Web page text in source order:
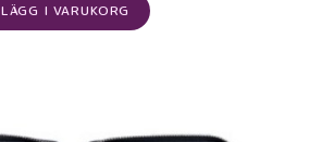
LÄGG I VARUKORG